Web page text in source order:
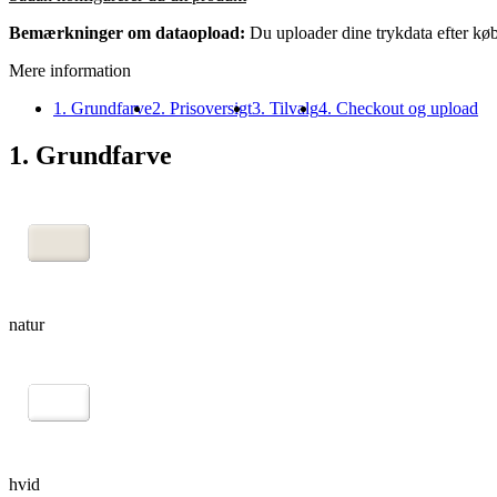
Bemærkninger om dataopload: Du uploader dine trykdata efter
Mere information
1. Grundfarve2. Prisoversigt3. Tilvalg4. Checkout og upload
1. Grundfarve
natur
hvid